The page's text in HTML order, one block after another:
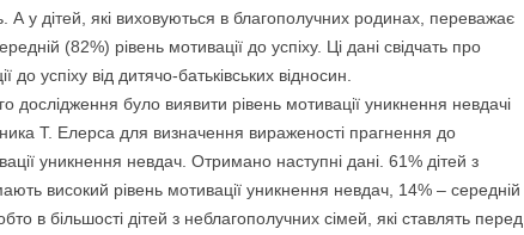
А у дiтей, якi виховуються в благополучних родинах, переважає
(82%) рiвень мотивацiї до успiху. Цi данi свiдчать про
до успiху вiд дитячо-батькiвських вiдносин.
дослiдження було виявити рiвень мотивацiї уникнення невдачi
Т. Елерса для визначення вираженостi прагнення до
уникнення невдач. Отримано наступнi данi. 61% дiтей з
високий рiвень мотивацiї уникнення невдач, 14% – середнiй
в бiльшостi дiтей з неблагополучних сiмей, якi ставлять перед